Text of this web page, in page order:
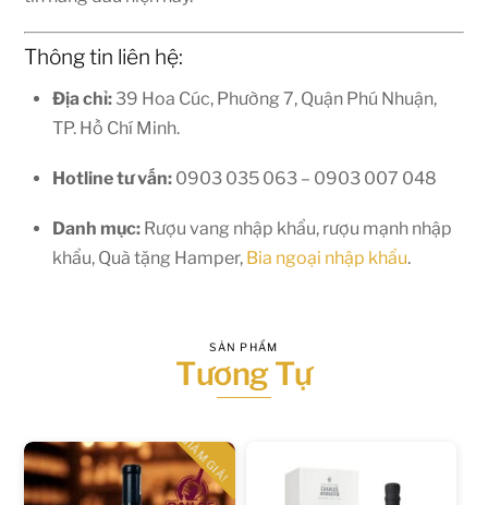
Thông tin liên hệ:
Địa chỉ: 39 Hoa Cúc, Phường 7, Quận Phú Nhuận,
TP. Hồ Chí Minh.
Hotline tư vấn: 0903 035 063 – 0903 007 048
Danh mục: Rượu vang nhập khẩu, rượu mạnh nhập
khẩu, Quà tặng Hamper, Bia ngoại nhập khẩu.
SẢN PHẨM
Tương Tự
GIẢM GIÁ!